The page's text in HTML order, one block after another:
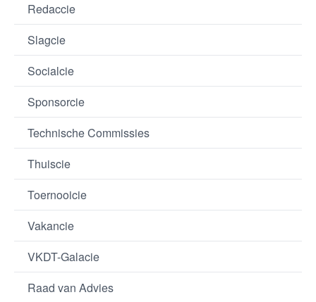
Redaccie
Slagcie
Socialcie
Sponsorcie
Technische Commissies
Thuiscie
Toernooicie
Vakancie
VKDT-Galacie
Raad van Advies